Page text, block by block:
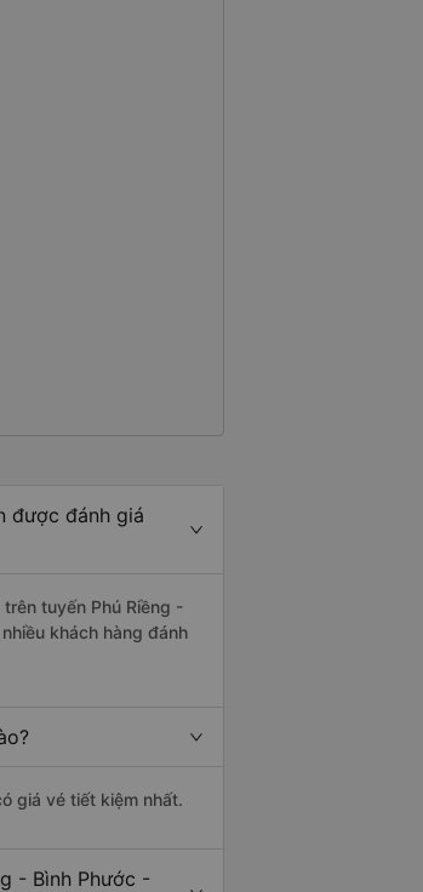
được đánh giá
tuyến Phú Riềng -
khách hàng đánh
giá vé tiết kiệm nhất.
- Bình Phước -